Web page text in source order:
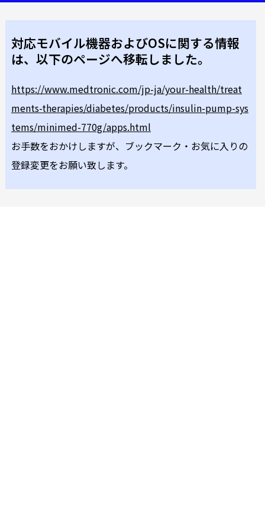
対応モバイル機器およびOSに関する情報
は、以下のページへ移転しました。
https://www.medtronic.com/jp-ja/your-health/treat
ments-therapies/diabetes/products/insulin-pump-sys
tems/minimed-770g/apps.html
お手数をおかけしますが、ブックマーク・お気に入りの
登録変更をお願い致します。